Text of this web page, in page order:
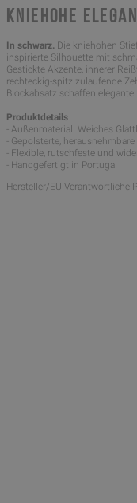
KNIEHOHE
In schwarz. Die kniehohen
inspirierte Silhouette mit
Gestickte Akzente, innerer
rechteckig-spitz zulaufende
Blockabsatz schaffen
Produktdetails
- Außenmaterial: Weiches
- Gepolsterte,
- Flexible, rutschfeste und
- Handgefertigt in Portugal
Hersteller/EU Verantwortliche